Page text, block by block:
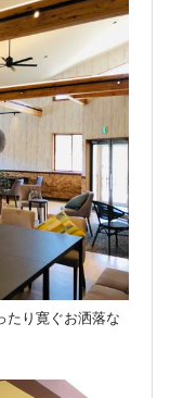
たり寛ぐお洒落な